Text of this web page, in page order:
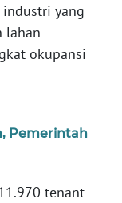
yang
lahan
okupansi
Pemerintah
tenant